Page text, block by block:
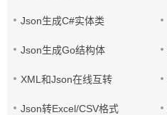
Json生成C#实体类
Json生成Go结构体
XML和Json在线互转
Json转Excel/CSV格式